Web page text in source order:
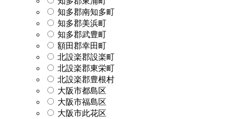
知多郡南知多町
知多郡美浜町
知多郡武豊町
額田郡幸田町
北設楽郡設楽町
北設楽郡東栄町
北設楽郡豊根村
大阪市都島区
大阪市福島区
大阪市此花区